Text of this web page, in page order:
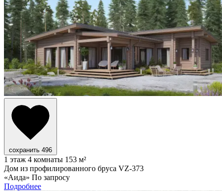
сохранить 496
1 этаж 4 комнаты 153 м²
Дом из профилированного бруса VZ-373
«Аида» По запросу
Подробнее